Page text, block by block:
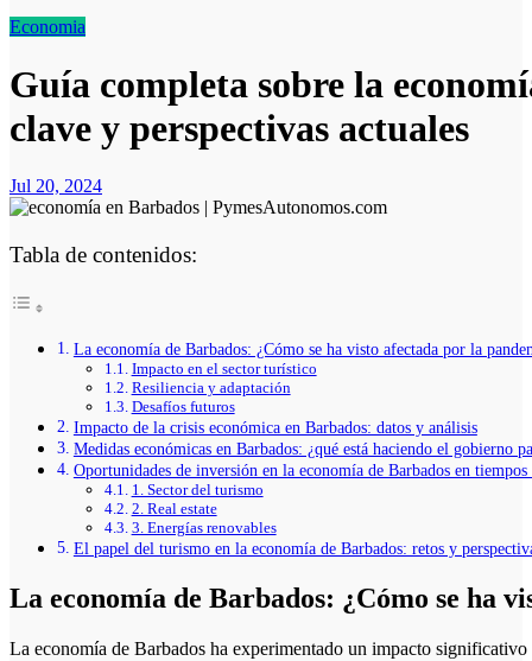
Economia
Guía completa sobre la
clave y perspectivas actuales
Jul 20, 2024
Tabla de contenidos:
La economía de Barbados: ¿Cómo se ha visto afectada por la
Impacto en el sector turístico
Resiliencia y adaptación
Desafíos futuros
Impacto de la crisis económica en Barbados: datos y análisis
Medidas económicas en Barbados: ¿qué está haciendo el gobierno
Oportunidades de inversión en la economía de Barbados en
1. Sector del turismo
2. Real estate
3. Energías renovables
El papel del turismo en la economía de Barbados: retos y
La economía de Barbados: ¿Cómo se ha
La economía de Barbados ha experimentado un impacto significativo debido a la pandemia de COVID-19. Como un